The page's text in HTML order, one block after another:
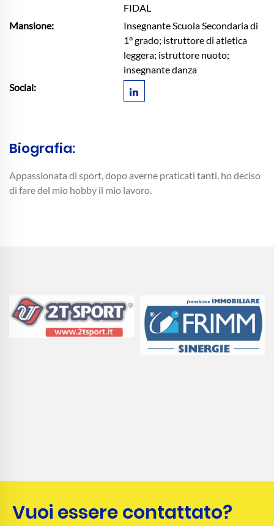
FIDAL
Mansione:
Insegnante Scuola Secondaria di
1° grado; istruttore di atletica
leggera; istruttore nuoto;
insegnante danza
Social:
Biografia:
Appassionata di sport, dopo averne praticati tanti, ho deciso
di fare del mio hobby il mio lavoro.
Vuoi essere contattato?